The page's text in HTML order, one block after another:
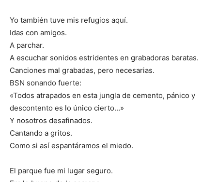
Yo también tuve mis refugios aquí.
Idas con amigos.
A parchar.
A escuchar sonidos estridentes en grabadoras baratas.
Canciones mal grabadas, pero necesarias.
BSN sonando fuerte:
«Todos atrapados en esta jungla de cemento, pánico y
descontento es lo único cierto…»
Y nosotros desafinados.
Cantando a gritos.
Como si así espantáramos el miedo.
El parque fue mi lugar seguro.